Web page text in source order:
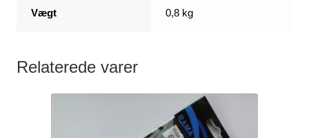
Vægt 0,8 kg
Relaterede varer